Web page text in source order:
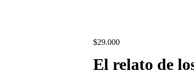
$29.000
El relato de